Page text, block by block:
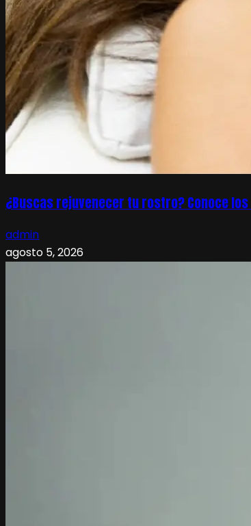
¿Buscas rejuvenecer tu rostro? Conoce
admin
agosto 5, 2026